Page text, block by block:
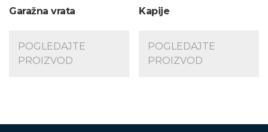
Garažna vrata
POGLEDAJTE
PROIZVOD
Kapije
POGLEDAJTE
PROIZVOD